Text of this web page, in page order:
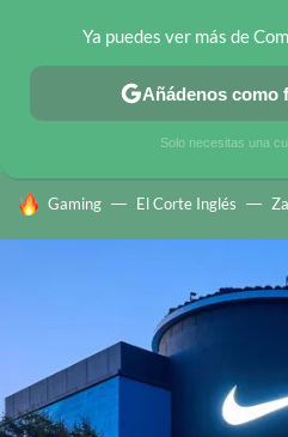
CHOLLOS TELEGRAM
HOY SE HABLA DE
Gaming El Corte Inglés
Ya puedes ver más de
Añádenos como
Solo necesitas una